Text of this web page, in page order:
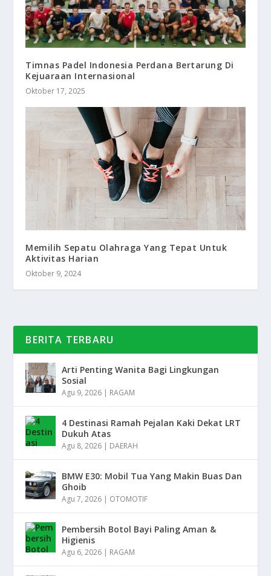
Timnas Padel Indonesia Perdana Bertarung Di
Kejuaraan Internasional
Oktober 17, 2025
Memilih Sepatu Olahraga Yang Tepat Untuk
Aktivitas Harian
Oktober 9, 2024
BERITA TERBARU
Arti Penting Wanita Bagi Lingkungan
Sosial
Agu 9, 2026 | RAGAM
4 Destinasi Ramah Pejalan Kaki Dekat LRT
Dukuh Atas
Agu 8, 2026 | DAERAH
BMW E30: Mobil Tua Yang Makin Buas Dan
Ghoib
Agu 7, 2026 | OTOMOTIF
Pembersih Botol Bayi Paling Aman &
Higienis
Agu 6, 2026 | RAGAM